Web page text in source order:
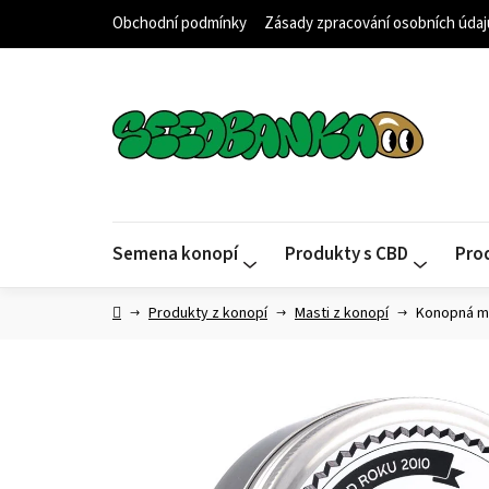
Obchodní podmínky Zásady zpracování osobních
Semena konopí Produkty s CBD
DomůProdukty z konopí Masti z konopí Konopná